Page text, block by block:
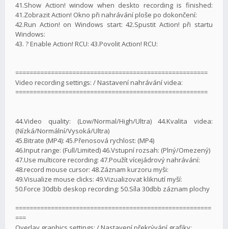
41.Show Action! window when deskto recording is finished:
41.Zobrazit Action! Okno při nahrávání ploše po dokončení:
42.Run Action! on Windows start: 42.Spustit Action! při startu
Windows:
43. ? Enable Action! RCU: 43.Povolit Action! RCU:
======================================================
Video recording settings: / Nastavení nahrávání videa:
======================================================
44.Video quality: (Low/Normal/High/Ultra) 44.Kvalita videa:
(Nízká/Normální/Vysoká/Ultra)
45.Bitrate (MP4): 45.Přenosová rychlost: (MP4)
46.Input range: (Full/Limited) 46.Vstupní rozsah: (Plný/Omezený)
47.Use multicore recording: 47.Použít vícejádrový nahrávání:
48.record mouse cursor: 48.Záznam kurzoru myši:
49.Visualize mouse clicks: 49.Vizualizovat kliknutí myší:
50.Force 30dbb deskop recording: 50.Síla 30dbb záznam plochy
=======================================================
===